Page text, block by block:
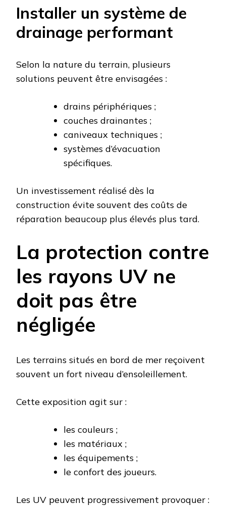
Installer un système de
drainage performant
Selon la nature du terrain, plusieurs
solutions peuvent être envisagées :
drains périphériques ;
couches drainantes ;
caniveaux techniques ;
systèmes d’évacuation
spécifiques.
Un investissement réalisé dès la
construction évite souvent des coûts de
réparation beaucoup plus élevés plus tard.
La protection contre
les rayons UV ne
doit pas être
négligée
Les terrains situés en bord de mer reçoivent
souvent un fort niveau d’ensoleillement.
Cette exposition agit sur :
les couleurs ;
les matériaux ;
les équipements ;
le confort des joueurs.
Les UV peuvent progressivement provoquer :